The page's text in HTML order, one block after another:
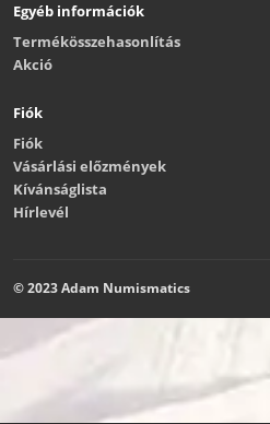
Egyéb információk
Termékösszehasonlítás
Akció
Fiók
Fiók
Vásárlási előzmények
Kívánságlista
Hírlevél
© 2023 Adam Numismatics